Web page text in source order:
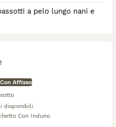
a pelo lungo nani e
Affisso
disponibili
Con Induno